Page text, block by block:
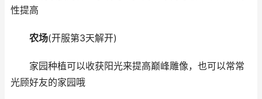
性提高
农场(开服第3天解开)
家园种植可以收获阳光来提高巅峰雕像，也可以常常
光顾好友的家园哦